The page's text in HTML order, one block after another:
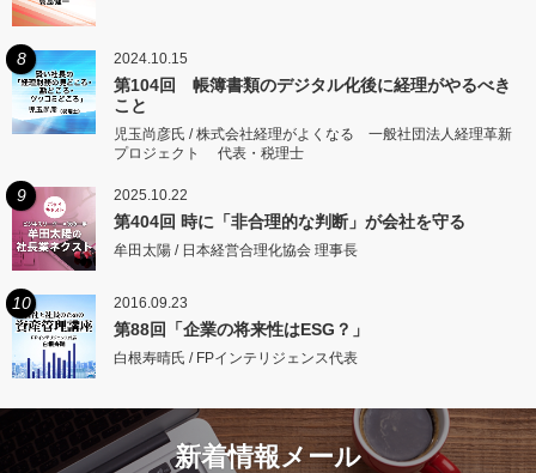
8 2024.10.15
第104回 帳簿書類のデジタル化後に経理がやるべき
こと
児玉尚彦氏 / 株式会社経理がよくなる 一般社団法人経理革新
プロジェクト 代表・税理士
9 2025.10.22
第404回 時に「非合理的な判断」が会社を守る
牟田太陽 / 日本経営合理化協会 理事長
10 2016.09.23
第88回「企業の将来性はESG？」
白根寿晴氏 / FPインテリジェンス代表
新着情報メール